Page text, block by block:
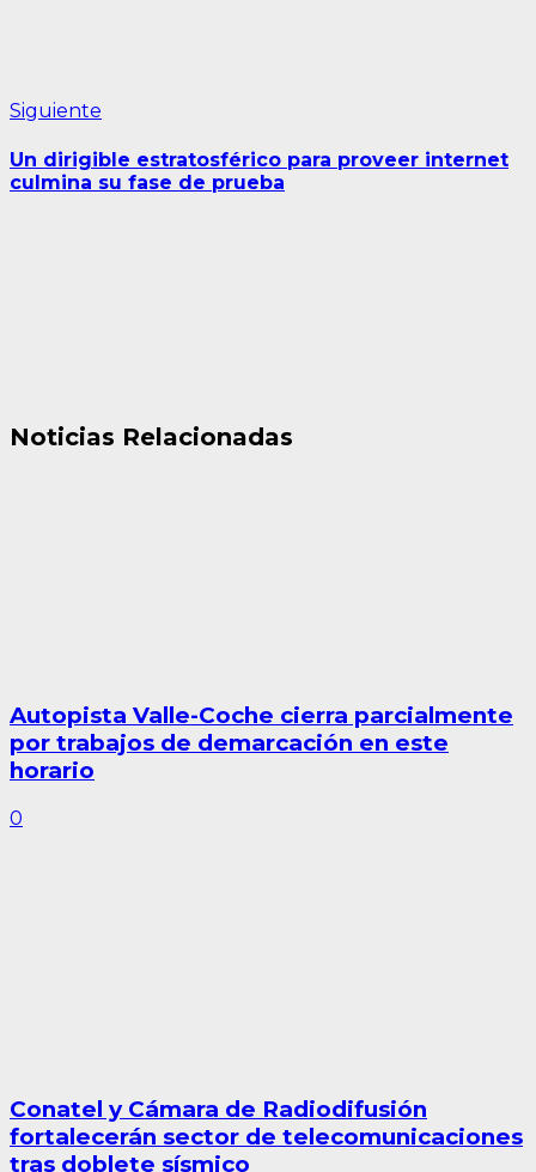
Siguiente
Un dirigible estratosférico para proveer internet
culmina su fase de prueba
Noticias Relacionadas
Autopista Valle-Coche cierra parcialmente
por trabajos de demarcación en este
horario
0
Conatel y Cámara de Radiodifusión
fortalecerán sector de telecomunicaciones
tras doblete sísmico